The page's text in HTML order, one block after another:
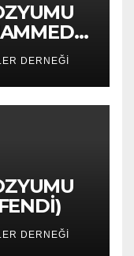
DERNEĞİ
DERNEĞİ